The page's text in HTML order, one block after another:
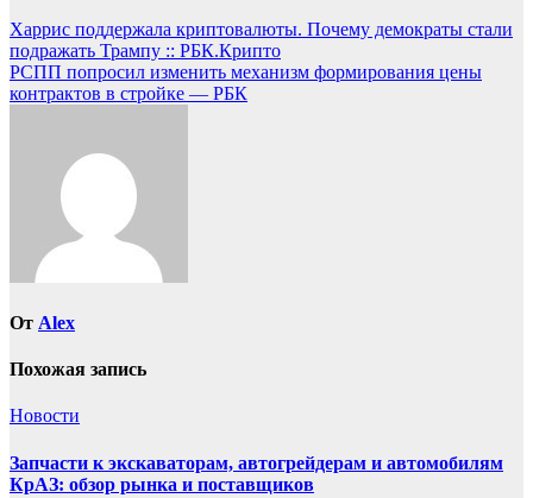
Навигация
по
записям
Харрис поддержала криптовалюты. Почему демократы стали
подражать Трампу :: РБК.Крипто
РСПП попросил изменить механизм формирования цены
контрактов в стройке — РБК
От Alex
Похожая запись
Новости
Запчасти к экскаваторам, автогрейдерам и автомобилям
КрАЗ: обзор рынка и поставщиков